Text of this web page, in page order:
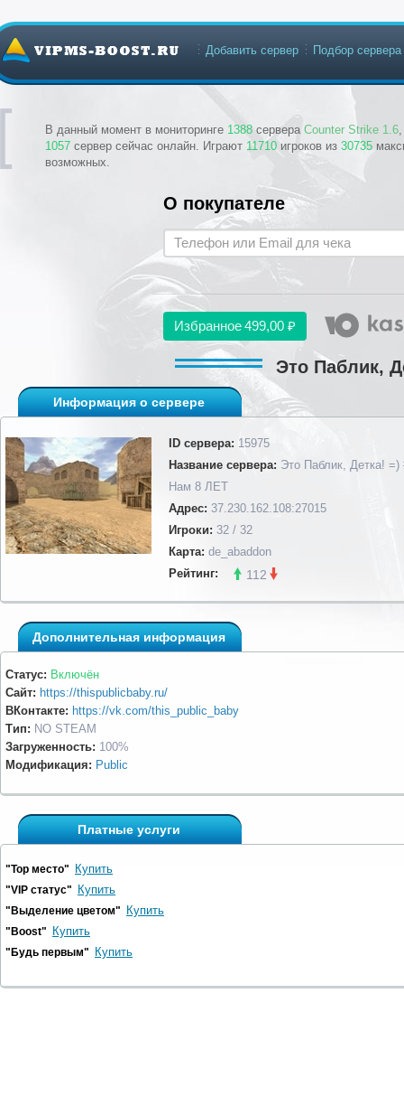
В данный момент в мониторинге 1388 сервера Counter Strike 1.6
1057 сервер сейчас онлайн. Играют 11710 игроков из 30735
возможных.
Добавить сервер Подбор сервера
О покупателе
Избранное499,00 ₽
Это Паблик,
Информация о сервере
ID сервера: 15975
Название сервера: Это Паблик, Детка!
Нам 8 ЛЕТ
Адрес: 37.230.162.108:27015
Игроки: 32 / 32
Карта: de_abaddon
Рейтинг:
112
Дополнительная информация
Статус: Включён
Сайт: https://thispublicbaby.ru/
ВКонтакте: https://vk.com/this_public_baby
Тип: NO STEAM
Загруженность: 100%
Модификация: Public
Платные услуги
"Top место" Купить
"VIP статус" Купить
"Выделение цветом" Купить
"Boost" Купить
"Будь первым" Купить